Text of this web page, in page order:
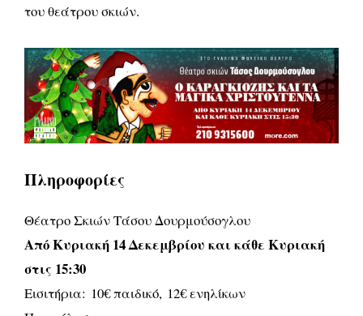
του θεάτρου σκιών.
Πληροφορίες
Θέατρο Σκιών Τάσου Δουρμούσογλου
Από Kυριακή 14 Δεκεμβρίου και κάθε Κυριακή
στις 15:30
Εισιτήρια: 10€ παιδικό, 12€ ενηλίκων